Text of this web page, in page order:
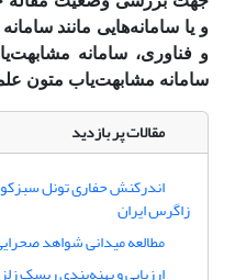
و یا سامانه‌هایی مانند
و فناوری، سامانه
سامانه مشابهت‌یاب متون
مقالات پر بازدید
اندرکنش حفاری تونل
زاگرس ایران
مطالعه میدانی شواهد
ارزیابی و پهنه‌بندی ریسک